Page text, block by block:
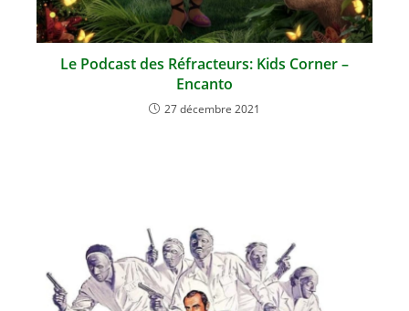
Le Podcast des Réfracteurs: Kids Corner –
Encanto
27 décembre 2021